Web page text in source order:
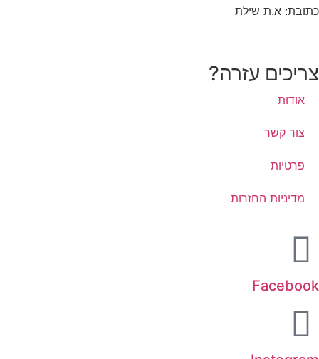
כתובת: א.ת שילת
צריכים עזרה?
אודות
צור קשר
פרטיות
מדיניות החזרות
Facebook